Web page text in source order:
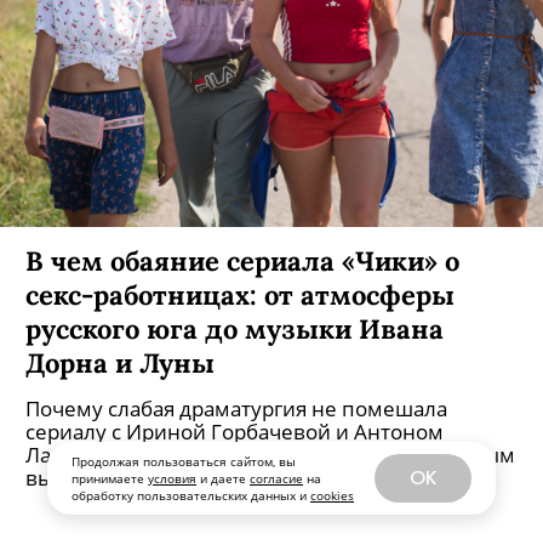
Продолжая пользоваться сайтом, вы
принимаете условия и даете согласие на
обработку пользовательских данных и cookies
OK